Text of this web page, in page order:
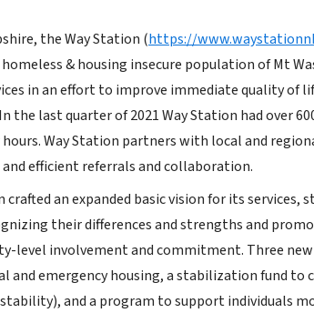
the Way Station (https://
& housing insecure population of Mt
in an effort to improve immediate quality of
the last quarter of 2021 Way Station had over
Way Station partners with local and
efficient referrals and collaboration.
crafted an expanded basic vision for its
their differences and strengths and
level involvement and commitment. Three
and emergency housing, a stabilization fund
and a program to support individuals